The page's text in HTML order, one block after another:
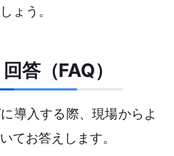
ょう。
答（FAQ）
導入する際、現場からよ
てお答えします。